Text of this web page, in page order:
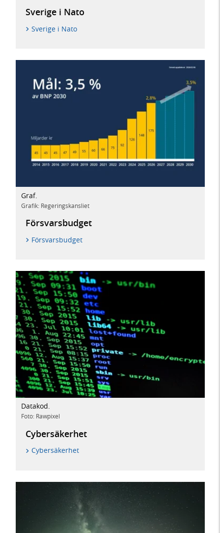
Sverige i Nato
Sverige i Nato
Graf.
Grafik: Regeringskansliet
Försvarsbudget
Försvarsbudget
Datakod.
Foto: Rawpixel
Cybersäkerhet
Cybersäkerhet